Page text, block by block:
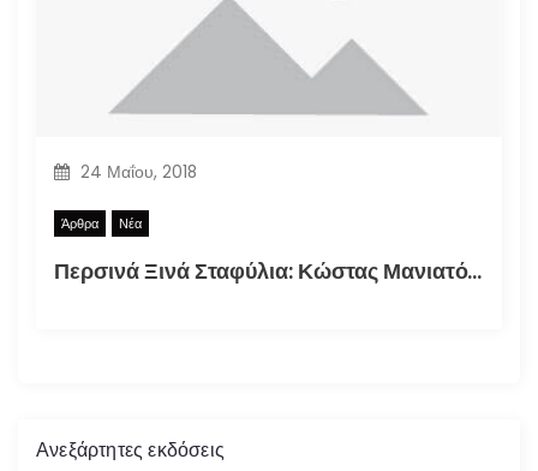
24 Μαΐου, 2018
Άρθρα Νέα
Περσινά Ξινά Σταφύλια: Κώστας Μανιατόπουλος “Αυτοσκατατροφή”, Έκθεση 2018
Ανεξάρτητες εκδόσεις